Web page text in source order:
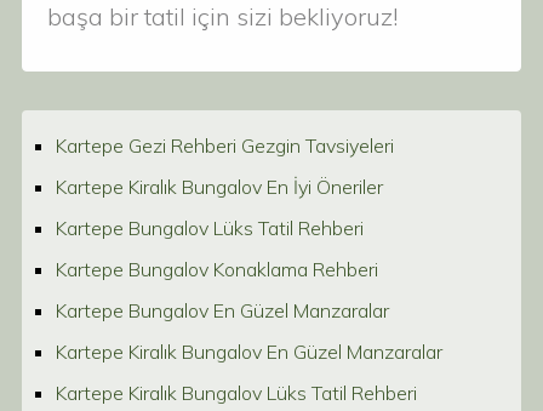
başa bir tatil için sizi bekliyoruz!
Kartepe Gezi Rehberi Gezgin Tavsiyeleri
Kartepe Kiralık Bungalov En İyi Öneriler
Kartepe Bungalov Lüks Tatil Rehberi
Kartepe Bungalov Konaklama Rehberi
Kartepe Bungalov En Güzel Manzaralar
Kartepe Kiralık Bungalov En Güzel Manzaralar
Kartepe Kiralık Bungalov Lüks Tatil Rehberi